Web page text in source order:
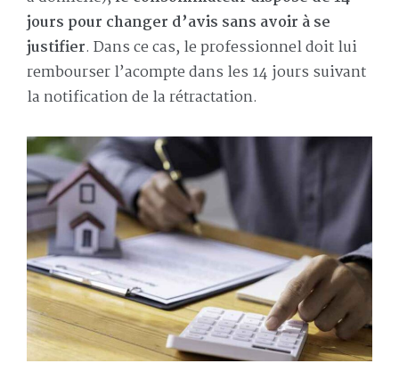
jours pour changer d’avis sans avoir à se
justifier. Dans ce cas, le professionnel doit lui
rembourser l’acompte dans les 14 jours suivant
la notification de la rétractation.